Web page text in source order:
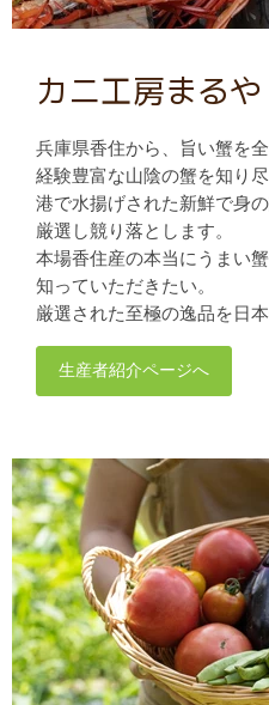
カニ工房まるや
兵庫県香住から、旨い蟹を全
経験豊富な山陰の蟹を知り
港で水揚げされた新鮮で身
厳選し競り落とします。
本場香住産の本当にうまい
知っていただきたい。
厳選された至極の逸品を日
生産者紹介ページへ